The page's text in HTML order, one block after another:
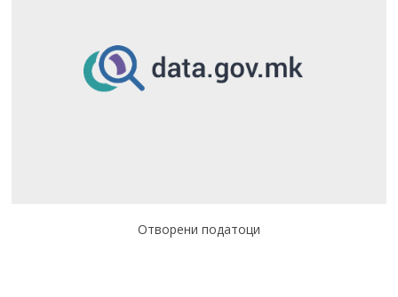
Отворени податоци